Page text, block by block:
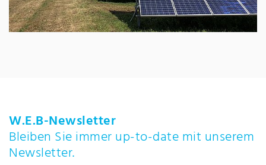
W.E.B-Newsletter
Bleiben Sie immer up-to-date mit unserem
Newsletter.